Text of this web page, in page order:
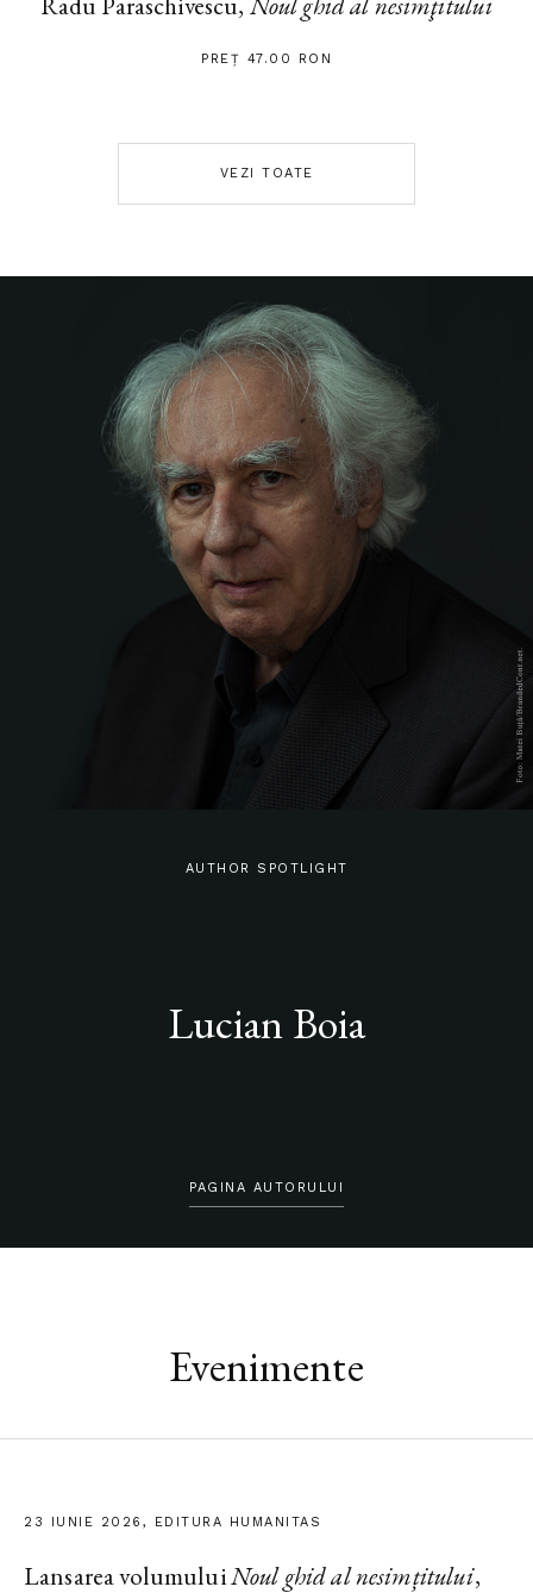
PREȚ 47.00 RON
VEZI TOATE
AUTHOR SPOTLIGHT
Lucian Boia
PAGINA AUTORULUI
Evenimente
23 IUNIE 2026, EDITURA HUMANITAS
Lansarea volumuluiNoul ghid al nesimțitului,